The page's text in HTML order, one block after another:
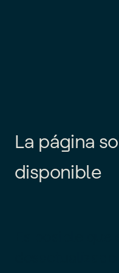
La página so
disponible